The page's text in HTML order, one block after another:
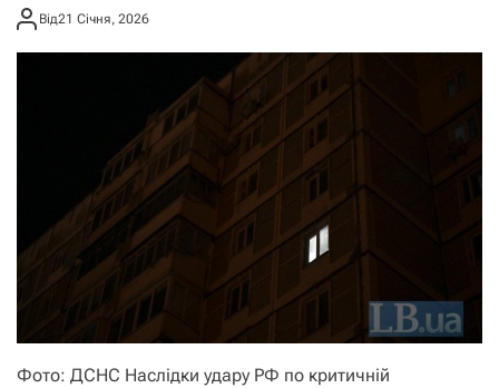
Від21 Січня, 2026
Фото: ДСНС Наслідки удару РФ по критичній